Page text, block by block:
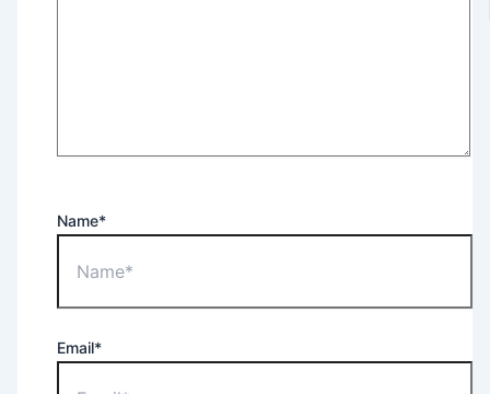
Name*
Email*